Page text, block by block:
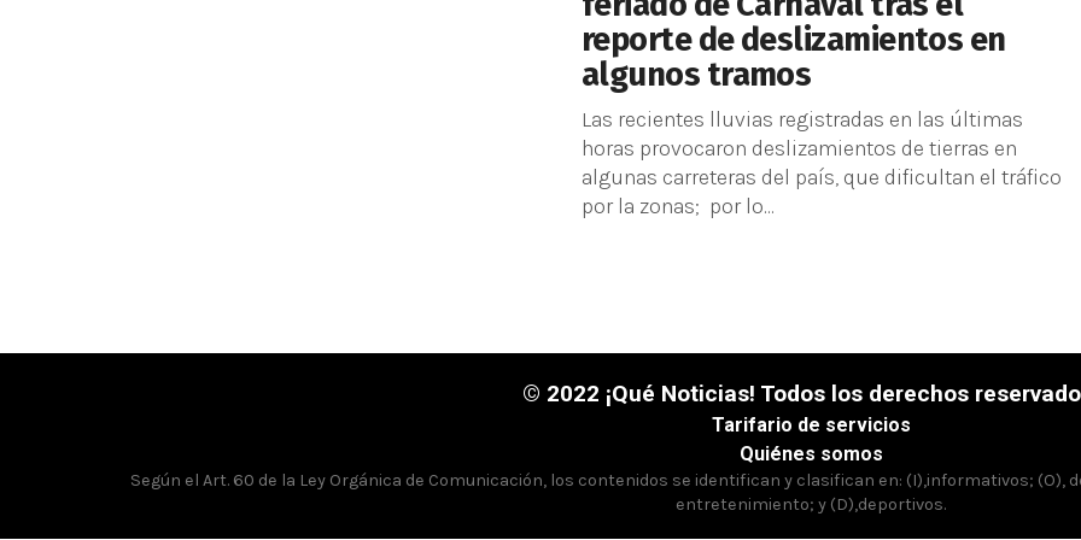
reporte de deslizamientos en
algunos tramos
Las recientes lluvias registradas en las últimas
horas provocaron deslizamientos de tierras en
algunas carreteras del país, que dificultan el tráfico
por la zonas; por lo...
© 2022 ¡Qué Noticias! Todos los derechos
Tarifario de servicios
Quiénes somos
Según el Art. 60 de la Ley Orgánica de Comunicación, los contenidos se identifican y clasifican en: (I),informativos;
entretenimiento; y (D),deportivos.